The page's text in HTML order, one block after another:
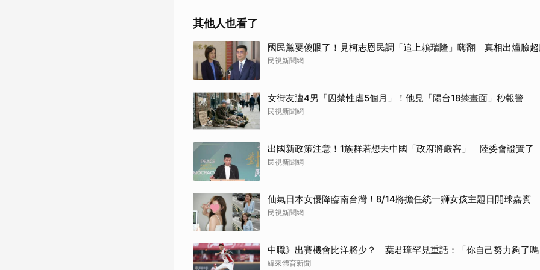
其他人也看了
國民黨要傻眼了！見柯志恩民調「追上賴瑞隆」嗨翻 真相出爐臉
民視新聞網
女街友遭4男「囚禁性虐5個月」！他見「陽台18禁畫面」秒報警
民視新聞網
出國新政策注意！1族群若想去中國「政府將嚴審」 陸委會證實了
民視新聞網
仙氣日本女優降臨南台灣！8/14將擔任統一獅女孩主題日開球嘉賓
民視新聞網
中職》出賽機會比洋將少？ 葉君璋罕見重話：「你自己努力夠了
緯來體育新聞